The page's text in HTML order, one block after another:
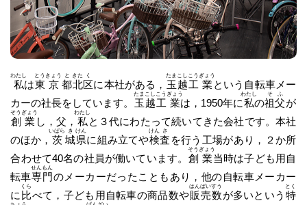
私
わたし
は東
とう
京
きょう
都
と
北
きた
区
く
に本社がある， 玉
たま
越
こし
工
こう
業
ぎょう
という自転車メー
カーの社長をしています。 玉
たま
越
こし
工
こう
業
ぎょう
は，1950年に私
わたし
の祖
そ
父
ふ
が
創
そう
業
ぎょう
し，父， 私
わたし
と３代にわたって続いてきた会社です。本社
のほか， 茨
いばら
城
き
県
けん
に組み立てや検
けん
査
さ
を行う工場があり，２か所
合わせて40名の社員が働いています。 創
そう
業
ぎょう
当時は子ども用自
転車専
せん
門
もん
のメーカーだったこともあり，他の自転車メーカー
に 比
くら
べて，子ども用自転車の商品数や販
はん
売
ばい
数
すう
が多いという 特
とく